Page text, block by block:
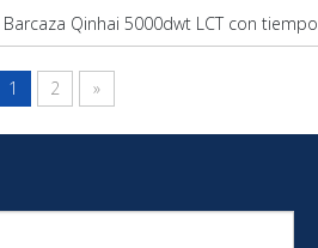
Barcaza Qinhai 5000dwt LCT con tiempo
de ciclo de construcción corto
1
2 »